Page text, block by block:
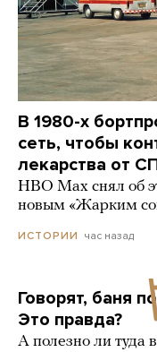
В 1980-х
сеть, чтобы
лекарства от
HBO Max снял об
новым «Жарким
ИСТОРИИ час назад
Говорят, баня
Это правда?
А полезно ли туда